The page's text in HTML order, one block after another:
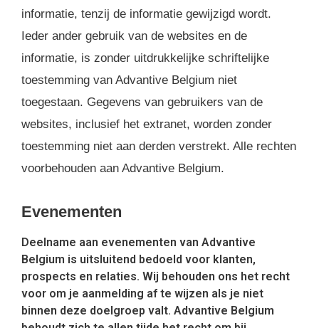
informatie, tenzij de informatie gewijzigd wordt.
Ieder ander gebruik van de websites en de
informatie, is zonder uitdrukkelijke schriftelijke
toestemming van Advantive Belgium niet
toegestaan. Gegevens van gebruikers van de
websites, inclusief het extranet, worden zonder
toestemming niet aan derden verstrekt. Alle rechten
voorbehouden aan Advantive Belgium.
Evenementen
Deelname aan evenementen van Advantive
Belgium is uitsluitend bedoeld voor klanten,
prospects en relaties. Wij behouden ons het recht
voor om je aanmelding af te wijzen als je niet
binnen deze doelgroep valt. Advantive Belgium